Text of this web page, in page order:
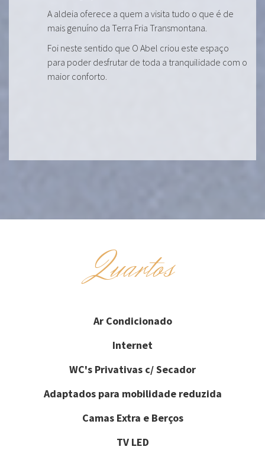
A aldeia oferece a quem a visita tudo o que é de
mais genuíno da Terra Fria Transmontana.
Foi neste sentido que O Abel criou este espaço
para poder desfrutar de toda a tranquilidade com o
maior conforto.
Quartos
Ar Condicionado
Internet
WC's Privativas c/ Secador
Adaptados para mobilidade reduzida
Camas Extra e Berços
TV LED